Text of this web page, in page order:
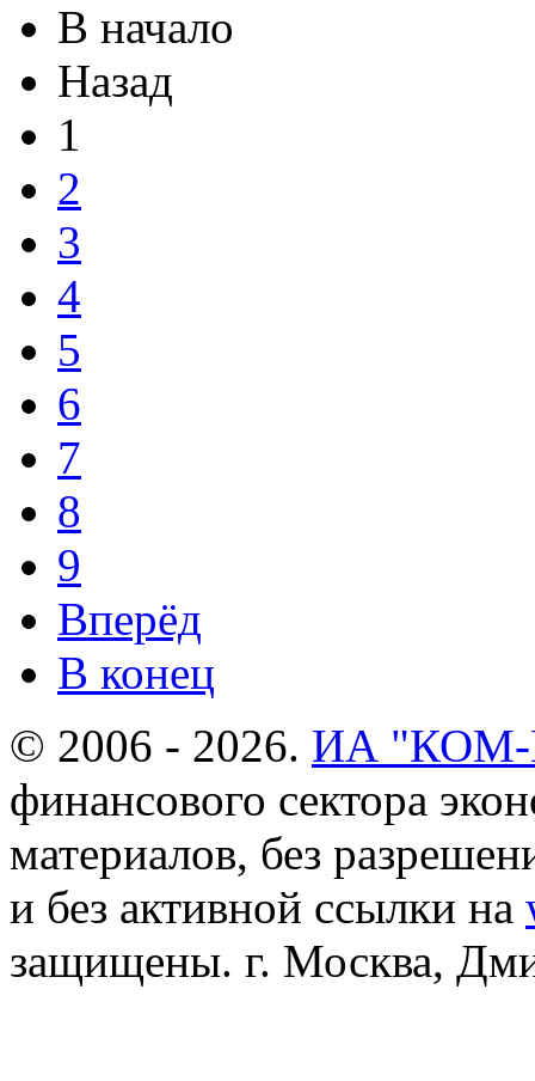
В начало
Назад
1
2
3
4
5
6
7
8
9
Вперёд
В конец
© 2006 - 2026. ИА
финансового сектора
материалов, без
и без активной ссылки на
защищены. г. Москва,